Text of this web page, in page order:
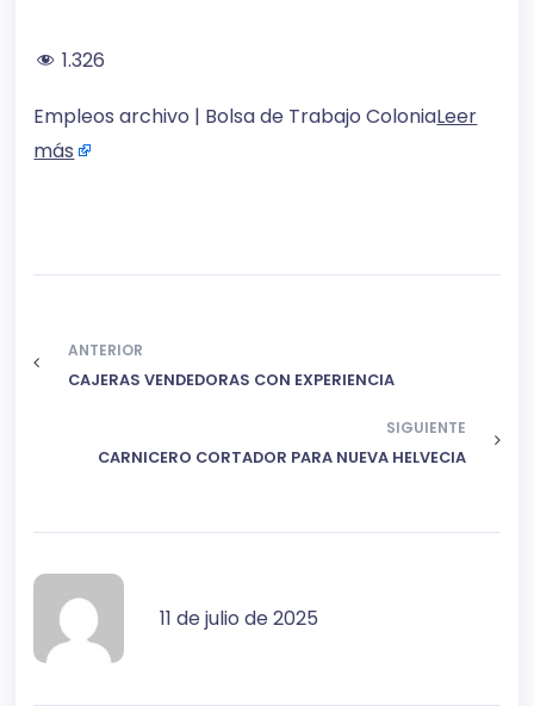
1.326
Empleos archivo | Bolsa de Trabajo ColoniaLeer
más
ANTERIOR
CAJERAS VENDEDORAS CON EXPERIENCIA
SIGUIENTE
CARNICERO CORTADOR PARA NUEVA HELVECIA
11 de julio de 2025